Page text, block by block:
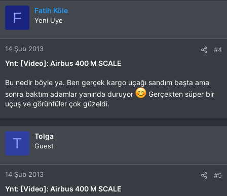
F Fatih Köle
Yeni Uye
14 Şub 2013 #4
Ynt: [Video]: Airbus 400 M SCALE
Bu nedir böyle ya. Ben gerçek kargo uçağı sandım başta ama
sonra baktım adamlar yanında duruyor
Gerçekten süper bir
uçuş ve görüntüler çok güzeldi.
T Tolga
Guest
14 Şub 2013 #5
Ynt: [Video]: Airbus 400 M SCALE